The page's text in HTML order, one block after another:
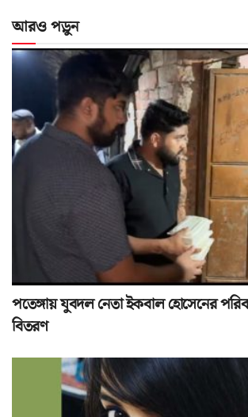
আরও পড়ুন
পতেঙ্গায় যুবদল নেতা ইকবাল হোসেনের
বিতরণ